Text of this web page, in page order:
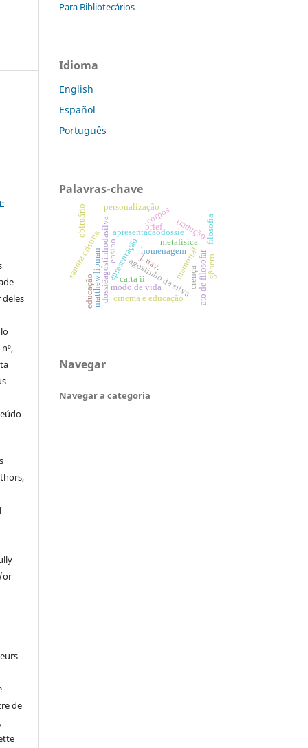
or
de
Para Bibliotecários
Idioma
English
Español
Português
Palavras-chave
apresentação
dossiêagostinhodasilva apresentacaodossietradução
brief
j. nav.
agostinho da silva
carta ii
sandra cristina
obituário
homenagemmemorial
corpos filosofia
metafísica
modo de vida
matthew lipman ato de filosofar
educação
personalização
crença
cinema e educação
gênero
ensino
Navegar
Navegar a categoria